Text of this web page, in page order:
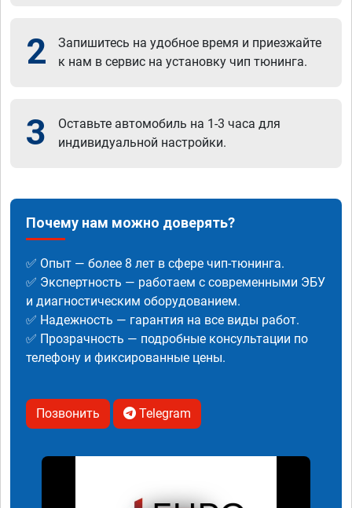
2
Запишитесь на удобное время и приезжайте
к нам в сервис на установку чип тюнинга.
3
Оставьте автомобиль на 1-3 часа для
индивидуальной настройки.
Почему нам можно доверять?
✅ Опыт — более 8 лет в сфере чип-тюнинга.
✅ Экспертность — работаем с современными ЭБУ
и диагностическим оборудованием.
✅ Надежность — гарантия на все виды работ.
✅ Прозрачность — подробные консультации по
телефону и фиксированные цены.
Позвонить Telegram